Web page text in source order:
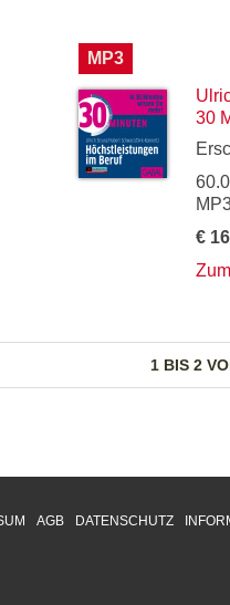
MP3
30
€
1 BIS 2
AGB DATENSCHUTZ